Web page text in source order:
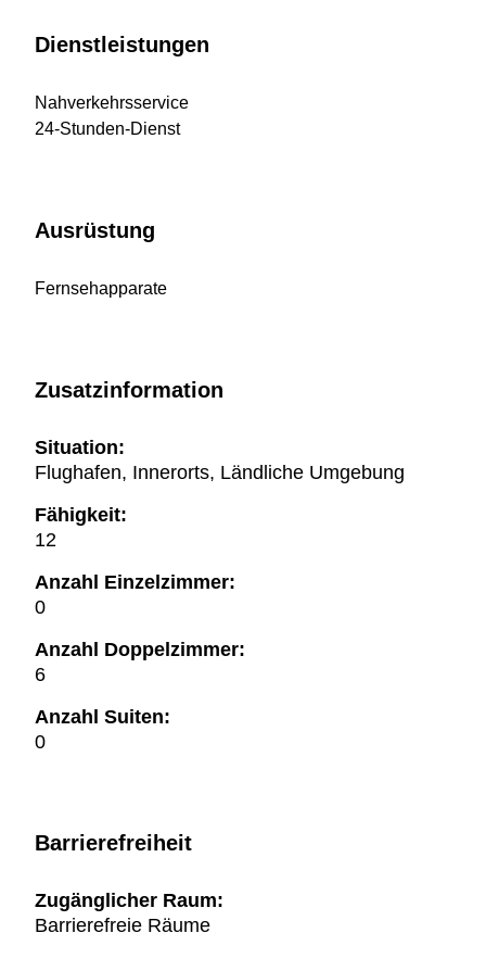
Dienstleistungen
Nahverkehrsservice
24-Stunden-Dienst
Ausrüstung
Fernsehapparate
Zusatzinformation
Situation:
Flughafen, Innerorts, Ländliche Umgebung
Fähigkeit:
12
Anzahl Einzelzimmer:
0
Anzahl Doppelzimmer:
6
Anzahl Suiten:
0
Barrierefreiheit
Zugänglicher Raum:
Barrierefreie Räume